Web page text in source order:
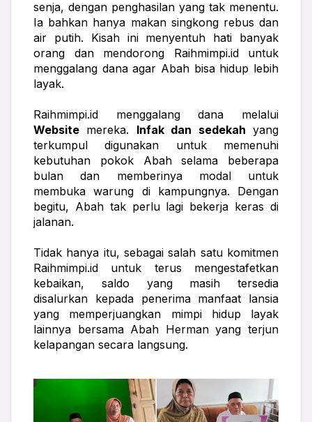
senja, dengan penghasilan yang tak menentu.
Ia bahkan hanya makan singkong rebus dan
air putih. Kisah ini menyentuh hati banyak
orang dan mendorong Raihmimpi.id untuk
menggalang dana agar Abah bisa hidup lebih
layak.
Website mereka. Infak dan sedekah yang
terkumpul digunakan untuk memenuhi
kebutuhan pokok Abah selama beberapa
bulan dan memberinya modal untuk
membuka warung di kampungnya. Dengan
begitu, Abah tak perlu lagi bekerja keras di
jalanan.
Tidak hanya itu, sebagai salah satu komitmen
Raihmimpi.id untuk terus mengestafetkan
kebaikan, saldo yang masih tersedia
disalurkan kepada penerima manfaat lansia
yang memperjuangkan mimpi hidup layak
lainnya bersama Abah Herman yang terjun
kelapangan secara langsung.